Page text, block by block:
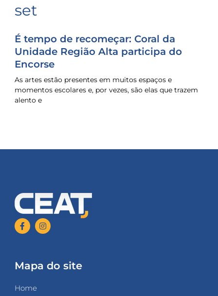
set
É tempo de recomeçar: Coral da
Unidade Região Alta participa do
Encorse
As artes estão presentes em muitos espaços e
momentos escolares e, por vezes, são elas que trazem
alento e
Mapa do site
Home